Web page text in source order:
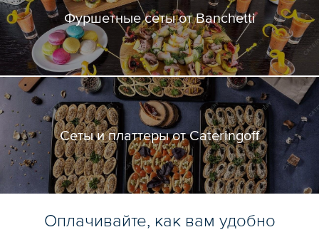
Фуршетные сеты от Banchetti
Сеты и платтеры от Cateringoff
Оплачивайте, как вам удобно